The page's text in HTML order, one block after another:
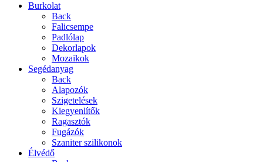
Burkolat
Back
Falicsempe
Padlólap
Dekorlapok
Mozaikok
Segédanyag
Back
Alapozók
Szigetelések
Kiegyenlítők
Ragasztók
Fugázók
Szaniter szilikonok
Élvédő